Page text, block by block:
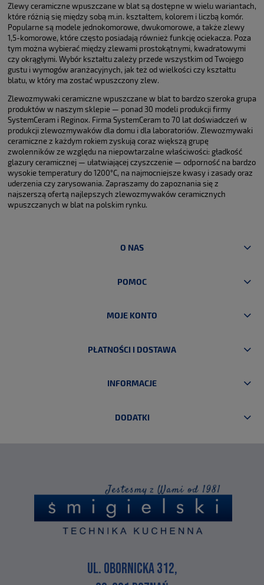
Zlewy ceramiczne wpuszczane w blat są dostępne w wielu wariantach,
które różnią się między sobą m.in. kształtem, kolorem i liczbą komór.
Popularne są modele jednokomorowe, dwukomorowe, a także zlewy
1,5-komorowe, które często posiadają również funkcję ociekacza. Poza
tym można wybierać między zlewami prostokątnymi, kwadratowymi
czy okrągłymi. Wybór kształtu zależy przede wszystkim od Twojego
gustu i wymogów aranżacyjnych, jak też od wielkości czy kształtu
blatu, w który ma zostać wpuszczony zlew.
Zlewozmywaki ceramiczne wpuszczane w blat to bardzo szeroka grupa
produktów w naszym sklepie — ponad 30 modeli produkcji firmy
SystemCeram i Reginox. Firma SystemCeram to 70 lat doświadczeń w
produkcji zlewozmywaków dla domu i dla laboratoriów. Zlewozmywaki
ceramiczne z każdym rokiem zyskują coraz większą grupę
zwolenników ze względu na niepowtarzalne właściwości: gładkość
glazury ceramicznej — ułatwiającej czyszczenie — odporność na bardzo
wysokie temperatury do 1200°C, na najmocniejsze kwasy i zasady oraz
uderzenia czy zarysowania. Zapraszamy do zapoznania się z
najszerszą ofertą najlepszych zlewozmywaków ceramicznych
wpuszczanych w blat na polskim rynku.
O NAS
POMOC
MOJE KONTO
PŁATNOŚCI I DOSTAWA
INFORMACJE
DODATKI
UL. OBORNICKA 312,